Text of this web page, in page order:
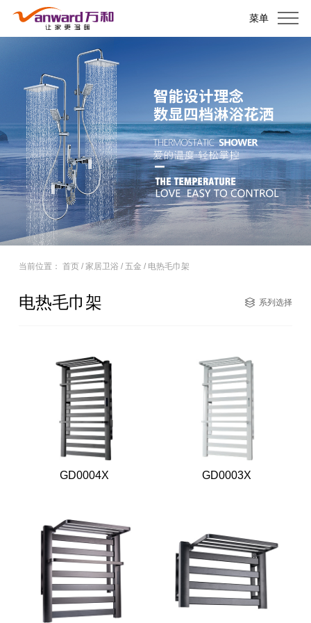
菜单
当前位置： 首页/ 家居卫浴 / 五金 / 电热毛巾架
电热毛巾架 系列选择
GD0004X GD0003X